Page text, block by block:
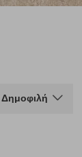
Δημοφιλή